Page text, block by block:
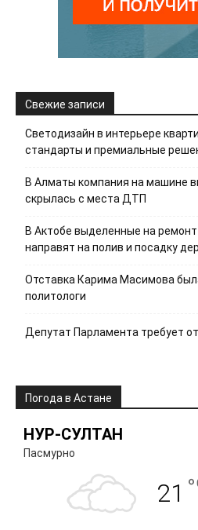
Свежие записи
Светодизайн в интерьере
стандарты и премиальные
В Алматы компания на машине
скрылась с места ДТП
В Актобе выделенные на
направят на полив и посадку
Отставка Карима Масимова
политологи
Депутат Парламента требует
Погода в Астане
НУР-СУЛТАН
Пасмурно
21 °